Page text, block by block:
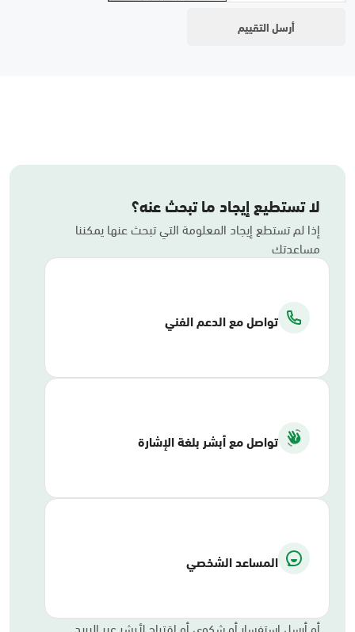
لا تستطيع إيجاد ما تبحث عنه؟
إذا لم تستطع إيجاد المعلومة التي تبحث عنها يمكننا
مساعدتك
تواصل مع الدعم الفني
تواصل مع أبشر بلغة الإشارة
المساعد الشخصي